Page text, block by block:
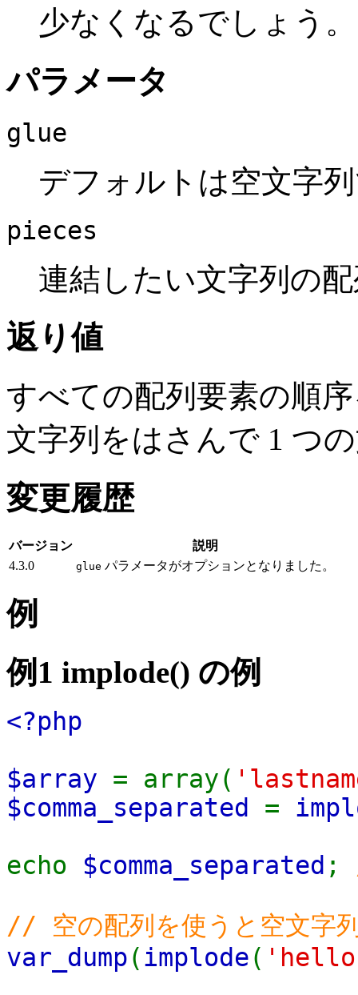
少なくなるでしょう。
パラメータ
glue
デフォルトは空文字
pieces
連結したい文字列の
返り値
すべての配列要素の順
文字列をはさんで 1 つ
変更履歴
バージョン
説明
4.3.0
glue パラメータがオプションとなりました。
例
例1 implode() の例
<?php
$array = array(
$comma_separated =
echo $comma_separated ;
// 空の配列を使うと空文字
var_dump(implode(